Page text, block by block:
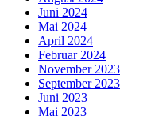
Juni 2024
Mai 2024
April 2024
Februar 2024
November 2023
September 2023
Juni 2023
Mai 2023